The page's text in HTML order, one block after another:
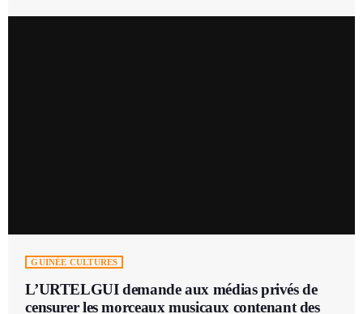
GUINÉE CULTURES
L’URTELGUI demande aux médias privés de
censurer les morceaux musicaux contenant des